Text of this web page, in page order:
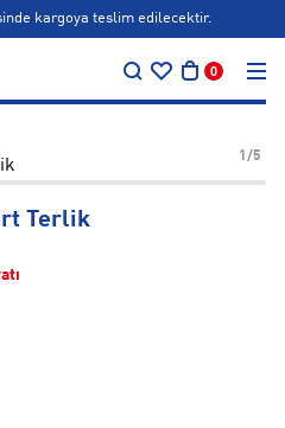
kargoya teslim edilecektir.
farksız taksit seçenekleri!
0
1/5
Terlik